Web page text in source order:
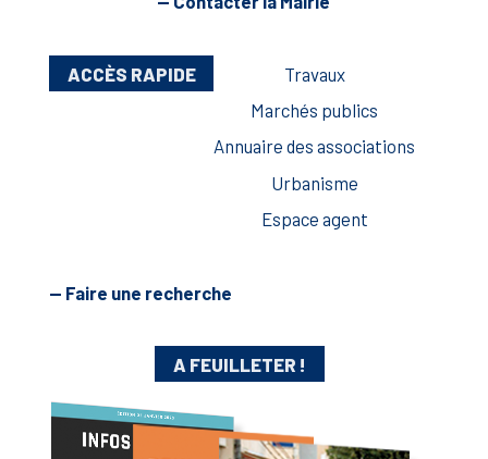
ACCÈS RAPIDE
Travaux
Marchés publics
Annuaire des associations
Urbanisme
Espace agent
— Faire une recherche
A FEUILLETER !